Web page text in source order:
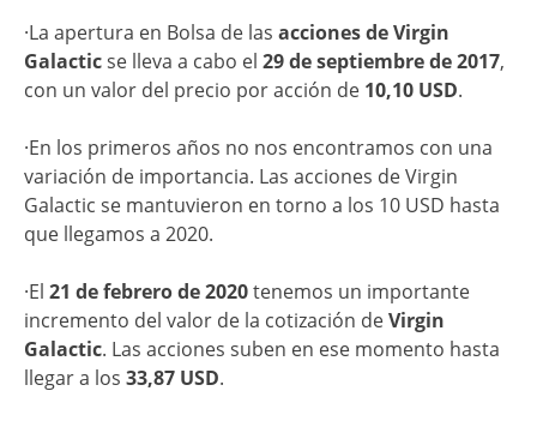
·La apertura en Bolsa de las acciones de Virgin
Galacticse lleva a cabo el 29 de septiembre de 2017,
con un valor del precio por acción de 10,10 USD.
·En los primeros años no nos encontramos con una
variación de importancia. Las acciones de Virgin
Galactic se mantuvieron en torno a los 10 USD hasta
que llegamos a 2020.
·El 21 de febrero de 2020tenemos un importante
incremento del valor de la cotización deVirgin
Galactic. Las acciones suben en ese momento hasta
llegar a los 33,87 USD.